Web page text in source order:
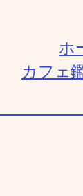
ホ
カフェ